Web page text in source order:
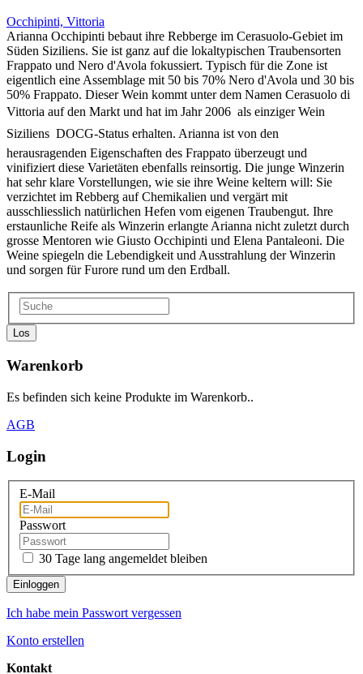
Occhipinti, Vittoria
Arianna Occhipinti bebaut ihre Rebberge im Cerasuolo-Gebiet im
Süden Siziliens. Sie ist ganz auf die lokaltypischen Traubensorten
Frappato und Nero d'Avola fokussiert. Typisch für die Zone ist
eigentlich eine Assemblage mit 50 bis 70% Nero d'Avola und 30 bis
50% Frappato. Dieser Wein kommt unter dem Namen Cerasuolo di
Vittoria auf den Markt und hat im Jahr 2006  als einziger Wein
Siziliens  DOCG-Status erhalten. Arianna ist von den
herausragenden Eigenschaften des Frappato überzeugt und
vinifiziert diese Varietäten ebenfalls reinsortig. Die junge Winzerin
hat sehr klare Vorstellungen, wie sie ihre Weine keltern will: Sie
verzichtet im Rebberg auf Chemikalien und vergärt mit
ausschliesslich natürlichen Hefen vom eigenen Traubengut. Ihre
erstaunliche Reife als Winzerin erlangte Arianna nicht zuletzt durch
grosse Mentoren wie Giusto Occhipinti und Elena Pantaleoni. Die
Weine spiegeln die Lebendigkeit und Ausstrahlung der Winzerin
und sorgen für Furore rund um den Erdball.
Los
Warenkorb
Es befinden sich keine Produkte im Warenkorb..
AGB
Login
E-Mail
Passwort
30 Tage lang angemeldet bleiben
Einloggen
Ich habe mein Passwort vergessen
Konto erstellen
Kontakt